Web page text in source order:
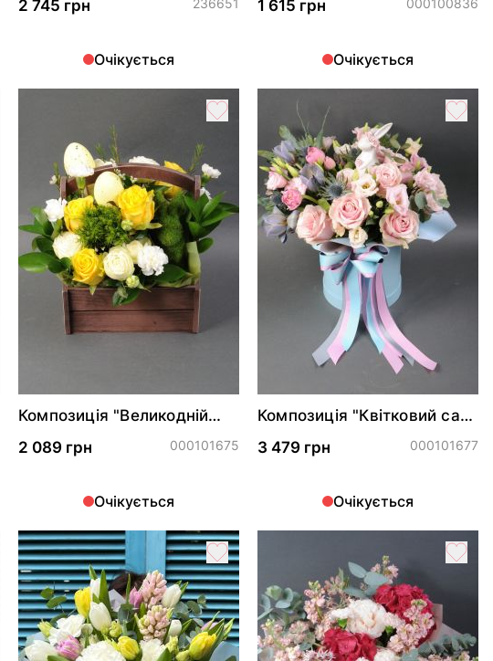
2 745 грн
236651
Очікується
1 615 грн
000100836
Очікується
Композиція "Великодній
2 089 грн
000101675
Очікується
Композиція "Квітковий сад"
3 479 грн
000101677
Очікується